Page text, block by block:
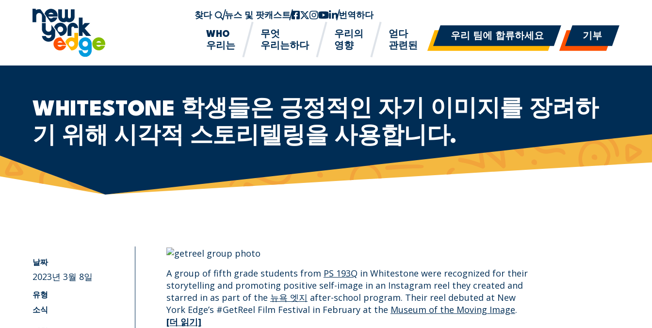
주요 콘텐츠로 건너뛰기
찾다 뉴스 및 팟캐스트페이스북
트위터-x
인스 타 그램
유튜브
링크드인
번역하다
WHO
우리는
무엇
우리는하다
우리의
영향
얻다
관련된
우리 팀에 합류하세요 기부
WHITESTONE 학생들은 긍정적인 자기 이미지를 장려하
기 위해 시각적 스토리텔링을 사용합니다.
날짜
2023년 3월 8일
유형
소식
A group of fifth grade students from PS 193Q in Whitestone were recognized for their
storytelling and promoting positive self-image in an Instagram reel they created and
starred in as part of the 뉴욕 엣지 after-school program. Their reel debuted at New
York Edge’s #GetReel Film Festival in February at the Museum of the Moving Image.
[더 읽기]